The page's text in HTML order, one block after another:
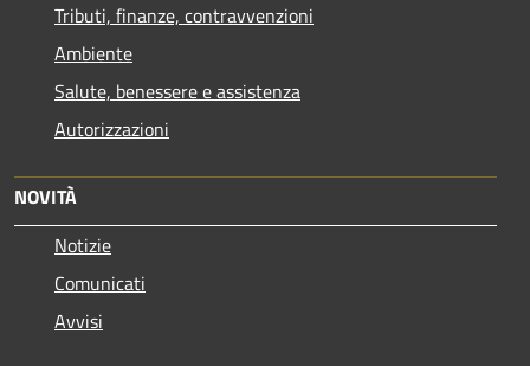
Tributi, finanze, contravvenzioni
Ambiente
Salute, benessere e assistenza
Autorizzazioni
NOVITÀ
Notizie
Comunicati
Avvisi